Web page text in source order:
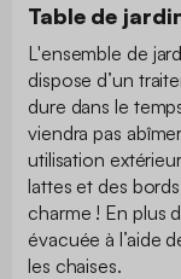
Table de
L'ensemble de
dispose d’un
dure dans le
viendra pas
utilisation
lattes et des
charme ! En plus
évacuée à l’aide
les chaises.